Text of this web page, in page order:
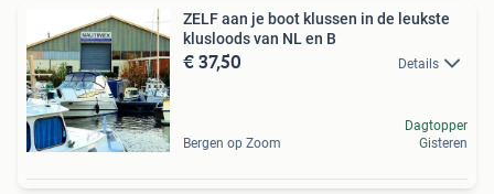
ZELF aan je boot klussen in de leukste
klusloods van NL en B
€ 37,50 Details
Bergen op Zoom
Dagtopper
Gisteren